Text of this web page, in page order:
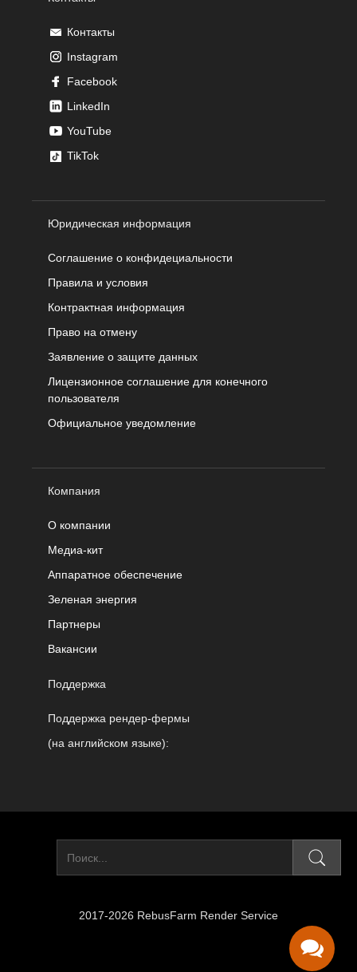
Контакты
Instagram
Facebook
LinkedIn
YouTube
TikTok
Юридическая информация
Соглашение о конфидециальности
Правила и условия
Контрактная информация
Право на отмену
Заявление о защите данных
Лицензионное соглашение для конечного
пользователя
Официальное уведомление
Компания
О компании
Медиа-кит
Аппаратное обеспечение
Зеленая энергия
Партнеры
Вакансии
Поддержка
Поддержка рендер-фермы
(на английском языке):
2017-2026 RebusFarm Render Service